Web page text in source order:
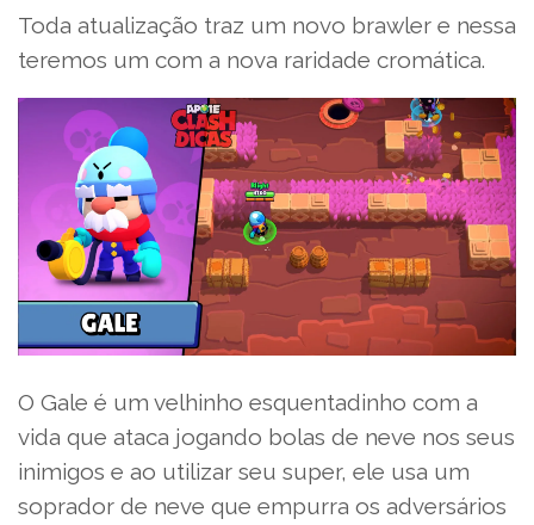
Toda atualização traz um novo brawler e nessa
teremos um com a nova raridade cromática.
O Gale é um velhinho esquentadinho com a
vida que ataca jogando bolas de neve nos seus
inimigos e ao utilizar seu super, ele usa um
soprador de neve que empurra os adversários